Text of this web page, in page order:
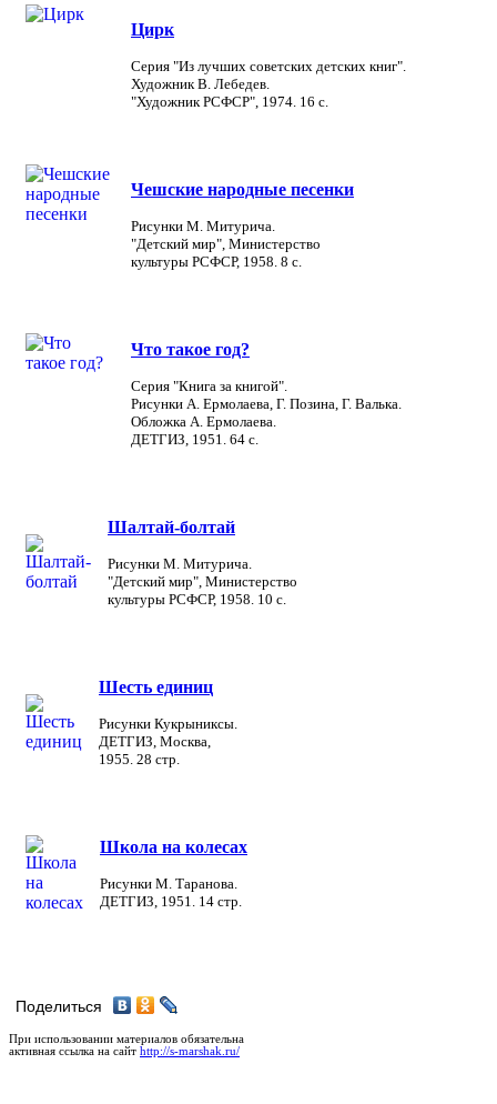
Цирк
Серия "Из лучших советских детских книг".
Художник В. Лебедев.
"Художник РСФСР", 1974. 16 с.
Чешские народные песенки
Рисунки М. Митурича.
"Детский мир", Министерство
культуры РСФСР, 1958. 8 с.
Что такое год?
Серия "Книга за книгой".
Рисунки А. Ермолаева, Г. Позина, Г. Валька.
Обложка А. Ермолаева.
ДЕТГИЗ, 1951. 64 с.
Шалтай-болтай
Рисунки М. Митурича.
"Детский мир", Министерство
культуры РСФСР, 1958. 10 с.
Шесть единиц
Рисунки Кукрыниксы.
ДЕТГИЗ, Москва,
1955. 28 стр.
Школа на колесах
Рисунки М. Таранова.
ДЕТГИЗ, 1951. 14 стр.
Поделиться
При использовании материалов обязательна
активная ссылка на сайт http://s-marshak.ru/